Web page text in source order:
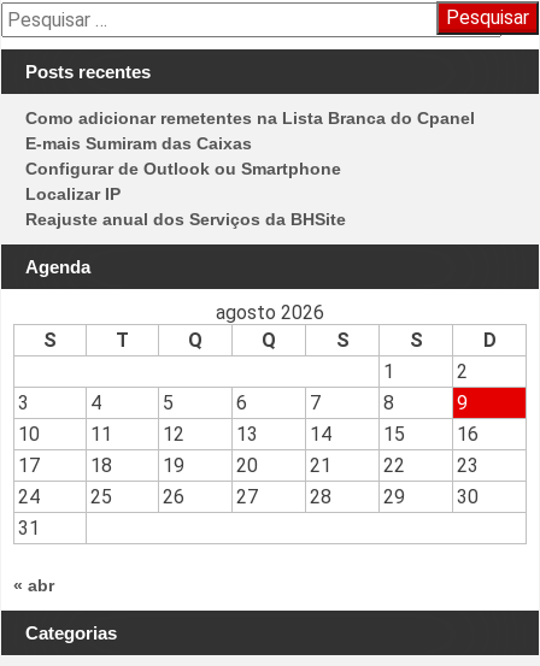
Pesquisar
por:
Posts recentes
Como adicionar remetentes na Lista Branca do Cpanel
E-mais Sumiram das Caixas
Configurar de Outlook ou Smartphone
Localizar IP
Reajuste anual dos Serviços da BHSite
Agenda
agosto 2026
S
T Q Q S S
D
1
2
3
4 5 6 7 8
9
10
11 12 13 14 15
16
17
18 19 20 21 22
23
24
25 26 27 28 29
30
31
« abr
Categorias